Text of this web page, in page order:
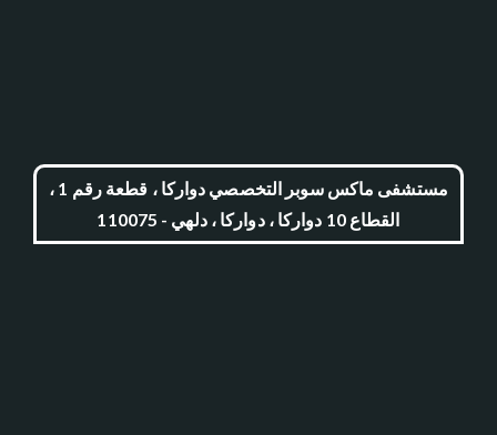
مستشفى ماكس سوبر التخصصي دواركا ، قطعة رقم 1 ،
القطاع 10 دواركا ، دواركا ، دلهي - 110075